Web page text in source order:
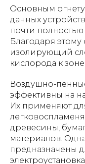
Основным
данных
почти полностью
Благодаря
изолирующий
кислорода к
Воздушно-
эффективны на
Их применяют
древесины,
материалов.
предназначены